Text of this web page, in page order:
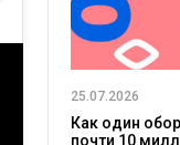
25.07.2026
Как один
почти 10